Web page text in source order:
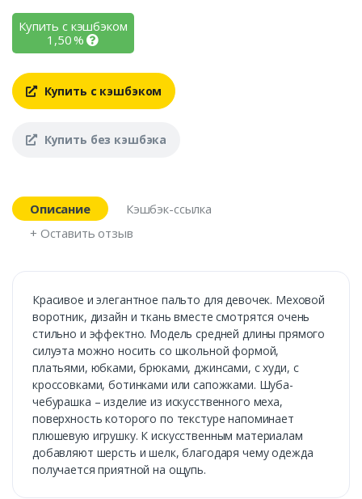
Купить с кэшбэком
1,50%
Купить с кэшбэком
Купить без кэшбэка
Описание
Кэшбэк-ссылка
+ Оставить отзыв
Красивое и элегантное пальто для девочек. Меховой
воротник, дизайн и ткань вместе смотрятся очень
стильно и эффектно. Модель средней длины прямого
силуэта можно носить со школьной формой,
платьями, юбками, брюками, джинсами, с худи, с
кроссовками, ботинками или сапожками. Шуба-
чебурашка – изделие из искусственного меха,
поверхность которого по текстуре напоминает
плюшевую игрушку. К искусственным материалам
добавляют шерсть и шелк, благодаря чему одежда
получается приятной на ощупь.